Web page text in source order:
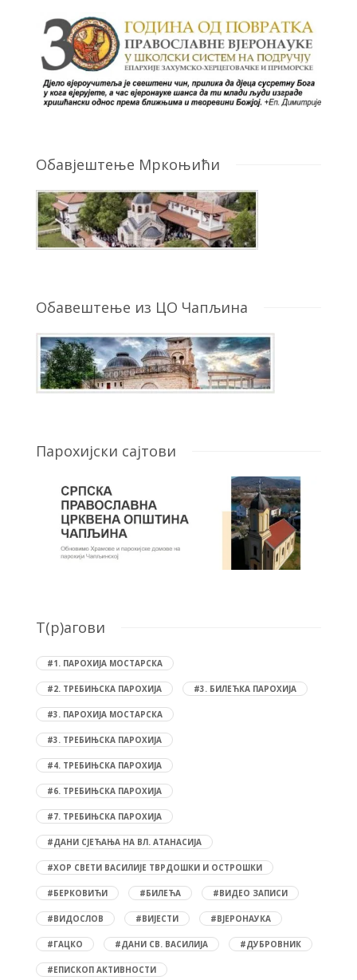
Обавјештење Мркоњићи
Обавештење из ЦО Чапљина
Парохијски сајтови
T(р)агови
#1. ПАРОХИЈА МОСТАРСКА
#2. ТРЕБИЊСКА ПАРОХИЈА #3. БИЛЕЋКА ПАРОХИЈА
#3. ПАРОХИЈА МОСТАРСКА
#3. ТРЕБИЊСКА ПАРОХИЈА
#4. ТРЕБИЊСКА ПАРОХИЈА
#6. ТРЕБИЊСКА ПАРОХИЈА
#7. ТРЕБИЊСКА ПАРОХИЈА
#ДАНИ СЈЕЋАЊА НА ВЛ. АТАНАСИЈА
#ХОР СВЕТИ ВАСИЛИЈЕ ТВРДОШКИ И ОСТРОШКИ
#БЕРКОВИЋИ #БИЛЕЋА #ВИДЕО ЗАПИСИ
#ВИДОСЛОВ #ВИЈЕСТИ #ВЈЕРОНАУКА
#ГАЦКО #ДАНИ СВ. ВАСИЛИЈА #ДУБРОВНИК
#ЕПИСКОП АКТИВНОСТИ